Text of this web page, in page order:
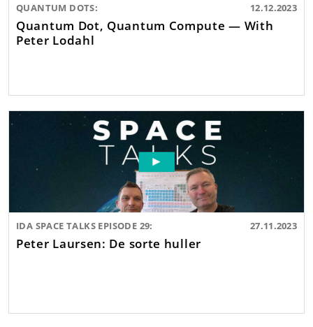
QUANTUM DOTS: 12.12.2023
Quantum Dot, Quantum Compute — With
Peter Lodahl
IDA SPACE TALKS EPISODE 29: 27.11.2023
Peter Laursen: De sorte huller